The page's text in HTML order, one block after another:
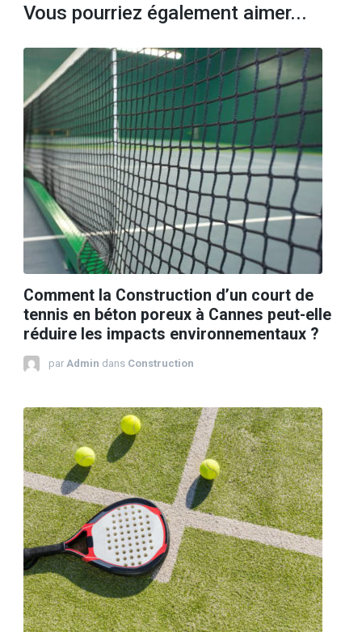
Vous pourriez également aimer...
Comment la Construction d’un court de
tennis en béton poreux à Cannes peut-elle
réduire les impacts environnementaux ?
par Admin dans Construction